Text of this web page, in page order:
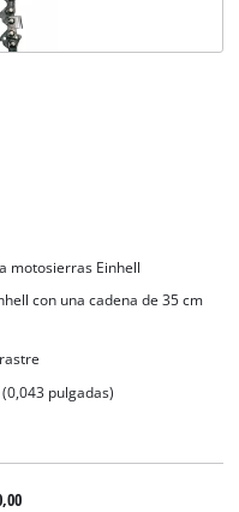
motosierras Einhell
con una cadena de 35 cm
pulgadas)